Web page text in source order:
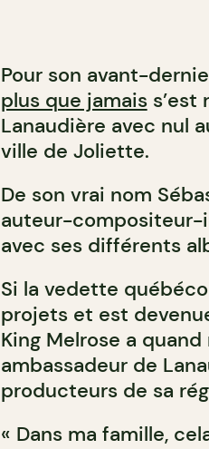
Pour son avant-
plus que jamaiss’est
Lanaudière avec nul
ville de Joliette.
De son vrai nom
auteur-compositeur-
avec ses différents
Si la vedette
projets et est
King Melrose a
ambassadeur de
producteurs de sa
« Dans ma famille,